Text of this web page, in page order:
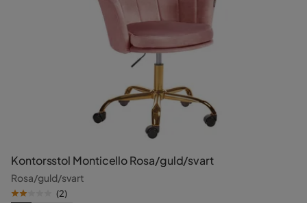
Kontorsstol Monticello Rosa/guld/svart
Rosa/guld/svart
(2)